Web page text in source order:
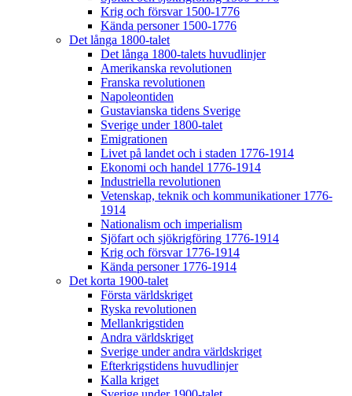
Krig och försvar 1500-1776
Kända personer 1500-1776
Det långa 1800-talet
Det långa 1800-talets huvudlinjer
Amerikanska revolutionen
Franska revolutionen
Napoleontiden
Gustavianska tidens Sverige
Sverige under 1800-talet
Emigrationen
Livet på landet och i staden 1776-1914
Ekonomi och handel 1776-1914
Industriella revolutionen
Vetenskap, teknik och kommunikationer 1776-
1914
Nationalism och imperialism
Sjöfart och sjökrigföring 1776-1914
Krig och försvar 1776-1914
Kända personer 1776-1914
Det korta 1900-talet
Första världskriget
Ryska revolutionen
Mellankrigstiden
Andra världskriget
Sverige under andra världskriget
Efterkrigstidens huvudlinjer
Kalla kriget